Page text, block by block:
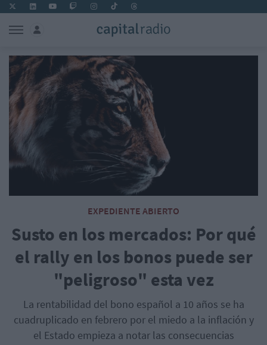
EXPEDIENTE ABIERTO
Susto en los mercados: Por qué
el rally en los bonos puede ser
"peligroso" esta vez
La rentabilidad del bono español a 10 años se ha
cuadruplicado en febrero por el miedo a la inflación y
el Estado empieza a notar las consecuencias